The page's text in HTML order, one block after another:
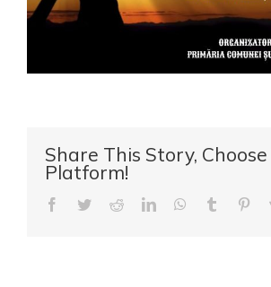
Share This Story, Choose
Platform!
Facebook
TwitterRedditLinkedInWhatsApp
Tumblr